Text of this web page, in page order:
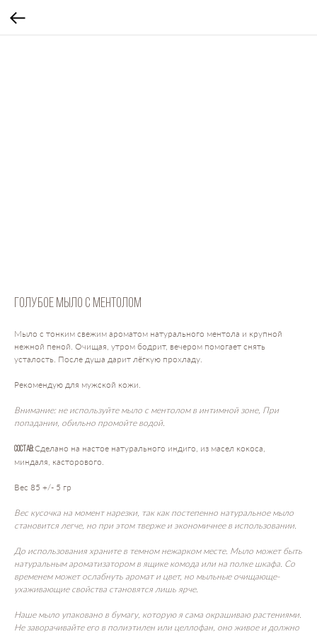
Голубое мыло с ментолом
Мыло с тонким свежим ароматом натурального ментола и крупной
нежной пеной. Очищая, утром бодрит, вечером помогает снять
усталость. После душа дарит лёгкую прохладу.
Рекомендую для мужской кожи.
Внимание: не используйте мыло с ментолом в интимной зоне, При
попадании, обильно промойте водой.
Состав:Сделано на настое натурального индиго, из масел кокоса,
миндаля, касторового.
Вес 85 +/- 5 гр
Вес кусочка на момент нарезки, так как постепенно натуральное мыло
становится легче, но при этом тверже и экономичнее в использовании.
До использования храните в темном нежарком месте. Мыло может быть
натуральным ароматизатором в ящике комода или на полке шкафа. Со
временем может ослабнуть аромат и цвет, но мыльные очищающе-
ухаживающие свойства становятся лишь ярче.
Наше мыло упаковано в бумагу, которую я сама окрашиваю растениями.
Не заворачивайте его в полиэтилен или целлофан, оно живое и должно